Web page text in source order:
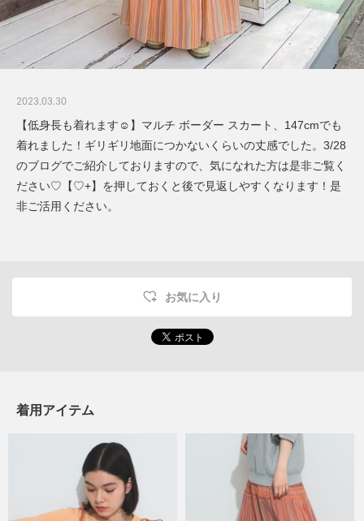
2023.03.30
【低身長も着れます☺︎】マルチ ボーダー スカート、147cmでも
着れました！ギリギリ地面につかないくらいの丈感でした。3/28
のブログでご紹介しておりますので、気になれた方は是非ご覧く
ださい♡【♡+】を押しておくと後で見返しやすくなります！是
非ご活用ください。
お気に入り
着用アイテム